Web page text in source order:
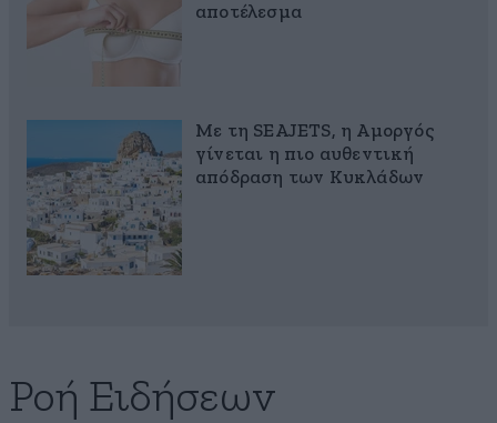
αποτέλεσμα
Με τη SEAJETS, η Αμοργός
γίνεται η πιο αυθεντική
απόδραση των Κυκλάδων
Ροή Ειδήσεων